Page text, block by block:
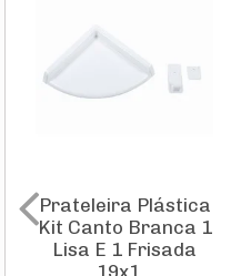
Prateleira Plástica
Kit Canto Branca 1
Lisa E 1 Frisada